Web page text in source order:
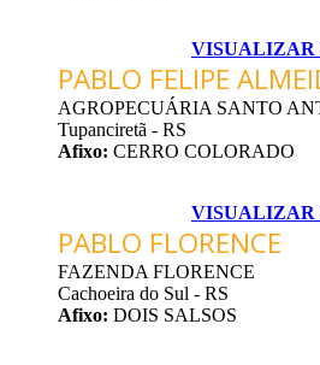
VISUALIZAR
PABLO FELIPE
AGROPECUÁRIA SANTO
Tupanciretã - RS
Afixo: CERRO COLORADO
VISUALIZAR
PABLO FLORENCE
FAZENDA FLORENCE
Cachoeira do Sul - RS
Afixo: DOIS SALSOS